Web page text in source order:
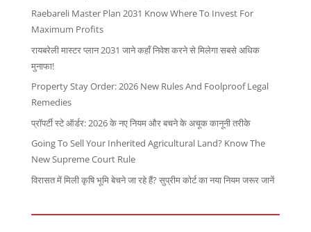
Raebareli Master Plan 2031 Know Where To Invest For
Maximum Profits
रायबरेली मास्टर प्लान 2031 जाने कहाँ निवेश करने से मिलेगा सबसे अधिक
मुनाफा!
Property Stay Order: 2026 New Rules And Foolproof Legal
Remedies
प्रॉपर्टी स्टे ऑर्डर: 2026 के नए नियम और बचने के अचूक कानूनी तरीके
Going To Sell Your Inherited Agricultural Land? Know The
New Supreme Court Rule
विरासत में मिली कृषि भूमि बेचने जा रहे हैं? सुप्रीम कोर्ट का नया नियम जरूर जानें